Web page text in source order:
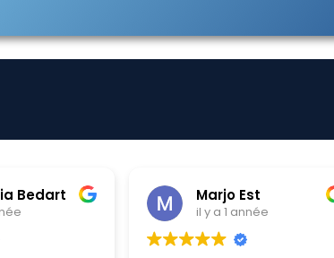
Chloe Krawczyk
il y a 1 année